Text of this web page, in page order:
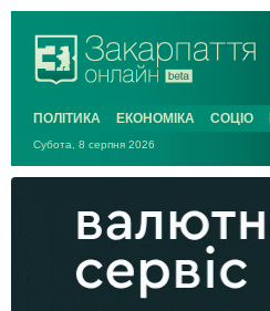
ПОЛІТИКА ЕКОНОМІКА СОЦІО
Субота, 8 серпня 2026